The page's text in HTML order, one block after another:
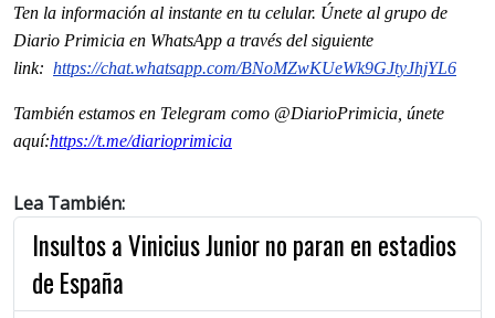
Ten la información al instante en tu celular. Únete al grupo de
Diario Primicia en WhatsApp a través del siguiente
link: https://chat.whatsapp.com/BNoMZwKUeWk9GJtyJhjYL6
También estamos en Telegram como @DiarioPrimicia, únete
aquí:https://t.me/diarioprimicia
Lea También:
Insultos a Vinicius Junior no paran en estadios
de España